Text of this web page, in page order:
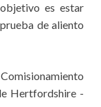
es estar
de aliento
Hertfordshire -